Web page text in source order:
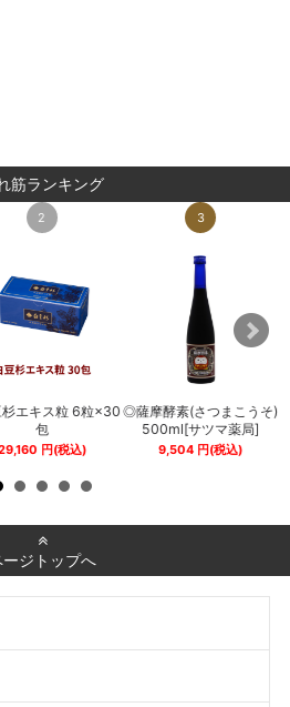
筋ランキング
2
エキス粒 6粒×30
包
円(税込)
3
◎薩摩酵素(さつまこうそ)
500ml[サツマ薬局]
9,504 円(税込)
ージトップへ